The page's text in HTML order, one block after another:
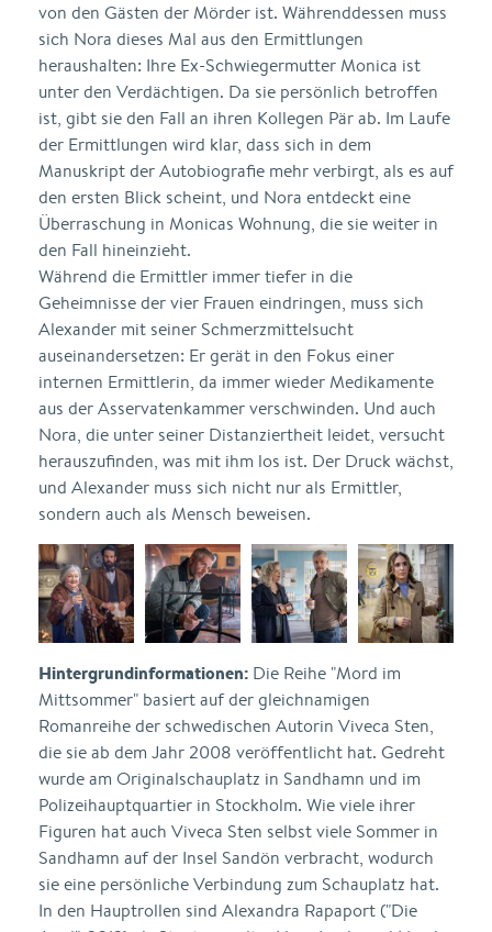
von den Gästen der Mörder ist. Währenddessen muss
sich Nora dieses Mal aus den Ermittlungen
heraushalten: Ihre Ex-Schwiegermutter Monica ist
unter den Verdächtigen. Da sie persönlich betroffen
ist, gibt sie den Fall an ihren Kollegen Pär ab. Im Laufe
der Ermittlungen wird klar, dass sich in dem
Manuskript der Autobiografie mehr verbirgt, als es auf
den ersten Blick scheint, und Nora entdeckt eine
Überraschung in Monicas Wohnung, die sie weiter in
den Fall hineinzieht.
Während die Ermittler immer tiefer in die
Geheimnisse der vier Frauen eindringen, muss sich
Alexander mit seiner Schmerzmittelsucht
auseinandersetzen: Er gerät in den Fokus einer
internen Ermittlerin, da immer wieder Medikamente
aus der Asservatenkammer verschwinden. Und auch
Nora, die unter seiner Distanziertheit leidet, versucht
herauszufinden, was mit ihm los ist. Der Druck wächst,
und Alexander muss sich nicht nur als Ermittler,
sondern auch als Mensch beweisen.
Hintergrundinformationen: Die Reihe "Mord im
Mittsommer" basiert auf der gleichnamigen
Romanreihe der schwedischen Autorin Viveca Sten,
die sie ab dem Jahr 2008 veröffentlicht hat. Gedreht
wurde am Originalschauplatz in Sandhamn und im
Polizeihauptquartier in Stockholm. Wie viele ihrer
Figuren hat auch Viveca Sten selbst viele Sommer in
Sandhamn auf der Insel Sandön verbracht, wodurch
sie eine persönliche Verbindung zum Schauplatz hat.
In den Hauptrollen sind Alexandra Rapaport ("Die